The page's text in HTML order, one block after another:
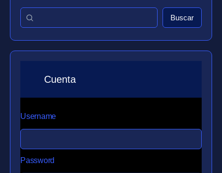
Buscar
Cuenta
Username
Password